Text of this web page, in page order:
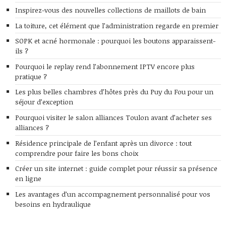
Inspirez-vous des nouvelles collections de maillots de bain
La toiture, cet élément que l’administration regarde en premier
SOPK et acné hormonale : pourquoi les boutons apparaissent-
ils ?
Pourquoi le replay rend l’abonnement IPTV encore plus
pratique ?
Les plus belles chambres d’hôtes près du Puy du Fou pour un
séjour d’exception
Pourquoi visiter le salon alliances Toulon avant d’acheter ses
alliances ?
Résidence principale de l’enfant après un divorce : tout
comprendre pour faire les bons choix
Créer un site internet : guide complet pour réussir sa présence
en ligne
Les avantages d’un accompagnement personnalisé pour vos
besoins en hydraulique